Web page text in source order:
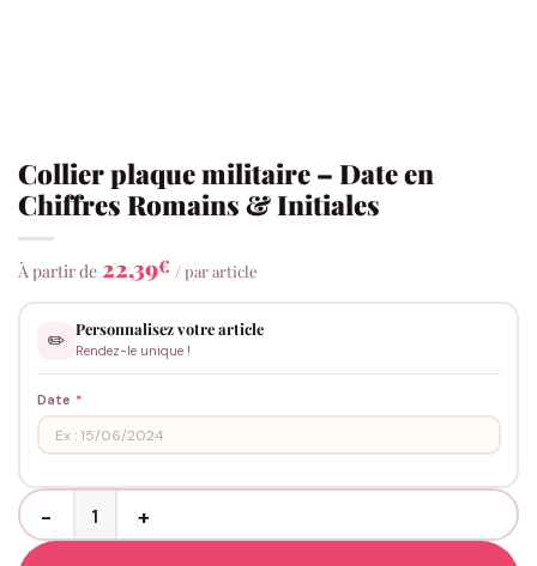
Collier plaque militaire – Date en
Chiffres Romains & Initiales
À partir de 22,39€ / par article
✏️
Personnalisez votre article
Rendez-le unique !
Date *
quantité de Collier plaque militaire - Date en Chiffres Romains &